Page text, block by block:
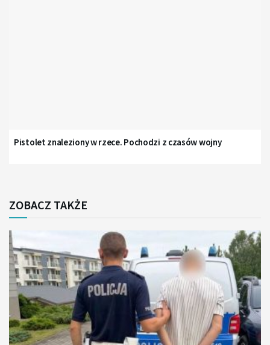
Pistolet znaleziony w rzece. Pochodzi z czasów wojny
ZOBACZ TAKŻE